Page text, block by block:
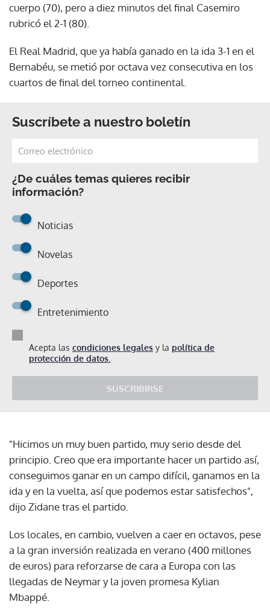
cuerpo (70), pero a diez minutos del final Casemiro
rubricó el 2-1 (80).
El Real Madrid, que ya había ganado en la ida 3-1 en el
Bernabéu, se metió por octava vez consecutiva en los
cuartos de final del torneo continental.
Suscríbete a nuestro boletín
¿De cuáles temas quieres recibir
información?
Noticias
Novelas
Deportes
Entretenimiento
Acepta las condiciones legales y la política de
protección de datos.
SUSCRIBIRSE
"Hicimos un muy buen partido, muy serio desde del
principio. Creo que era importante hacer un partido así,
conseguimos ganar en un campo difícil, ganamos en la
ida y en la vuelta, así que podemos estar satisfechos",
dijo Zidane tras el partido.
Los locales, en cambio, vuelven a caer en octavos, pese
a la gran inversión realizada en verano (400 millones
de euros) para reforzarse de cara a Europa con las
llegadas de Neymar y la joven promesa Kylian
Mbappé.